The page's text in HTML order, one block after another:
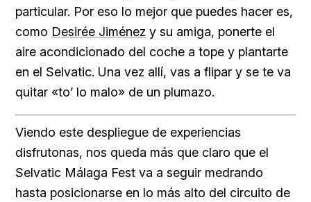
particular. Por eso lo mejor que puedes hacer es,
como Desirée Jiménez y su amiga, ponerte el
aire acondicionado del coche a tope y plantarte
en el Selvatic. Una vez allí, vas a flipar y se te va
quitar «to’ lo malo» de un plumazo.
Viendo este despliegue de experiencias
disfrutonas, nos queda más que claro que el
Selvatic Málaga Fest va a seguir medrando
hasta posicionarse en lo más alto del circuito de